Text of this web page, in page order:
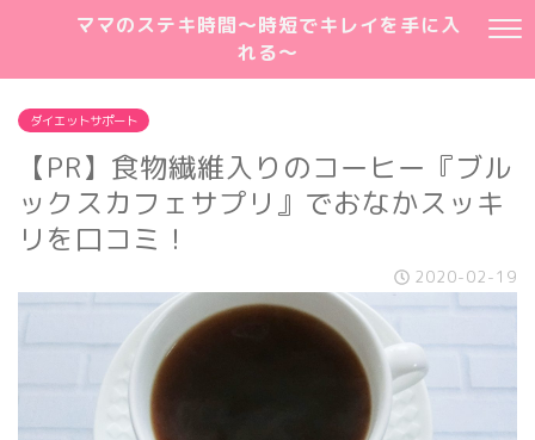
ママのステキ時間～時短でキレイを手に入
れる～
ダイエットサポート
【PR】食物繊維入りのコーヒー『ブル
ックスカフェサプリ』でおなかスッキ
リを口コミ！
2020-02-19